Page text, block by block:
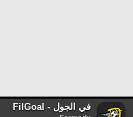
في الجول - FilGoal